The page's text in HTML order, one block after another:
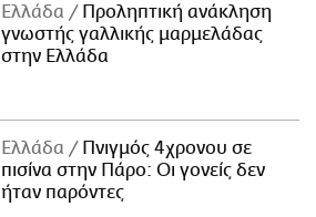
Ελλάδα
Προληπτική ανάκληση
γνωστής γαλλικής μαρμελάδας
στην Ελλάδα
Ελλάδα
Πνιγμός 4χρονου σε
πισίνα στην Πάρο: Οι γονείς δεν
ήταν παρόντες